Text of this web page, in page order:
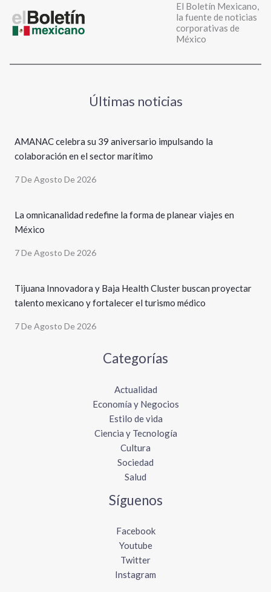
El Boletín Mexicano,
la fuente de noticias
corporativas de
México
Últimas noticias
AMANAC celebra su 39 aniversario impulsando la
colaboración en el sector marítimo
7 De Agosto De 2026
La omnicanalidad redefine la forma de planear viajes en
México
7 De Agosto De 2026
Tijuana Innovadora y Baja Health Cluster buscan proyectar
talento mexicano y fortalecer el turismo médico
7 De Agosto De 2026
Categorías
Actualidad
Economía y Negocios
Estilo de vida
Ciencia y Tecnología
Cultura
Sociedad
Salud
Síguenos
Facebook
Youtube
Twitter
Instagram